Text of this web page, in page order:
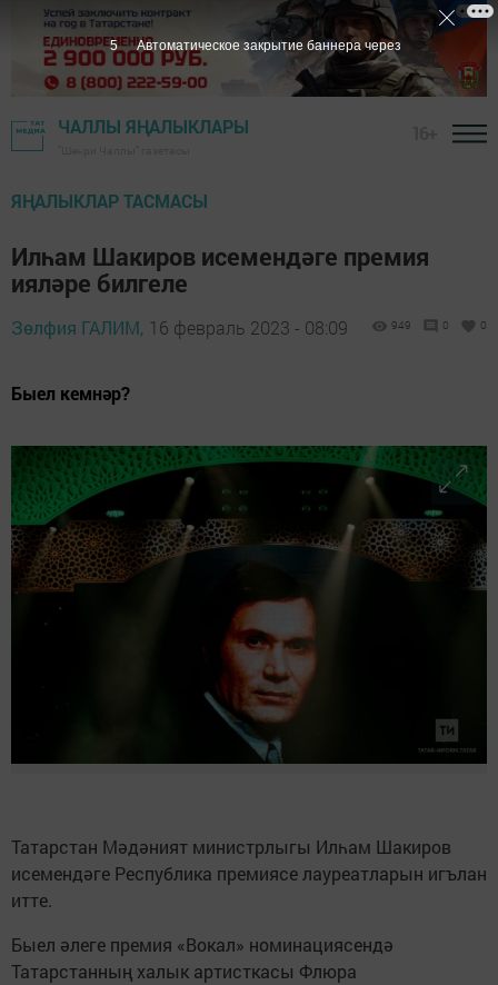
ЧАЛЛЫ ЯҢАЛЫКЛАРЫ
ЯҢАЛЫКЛАР ТАСМАСЫ
Илһам Шакиров исемендәге премия
ияләре билгеле
Зөлфия ГАЛИМ, 16 февраль 2023 - 08:09 949 0 0
Быел кемнәр?
Татарстан Мәдәният министрлыгы Илһам Шакиров
исемендәге Республика премиясе лауреатларын игълан
итте.
Быел әлеге премия «Вокал» номинациясендә
Татарстанның халык артисткасы Флюра
3 Автоматическое закрытие баннера через